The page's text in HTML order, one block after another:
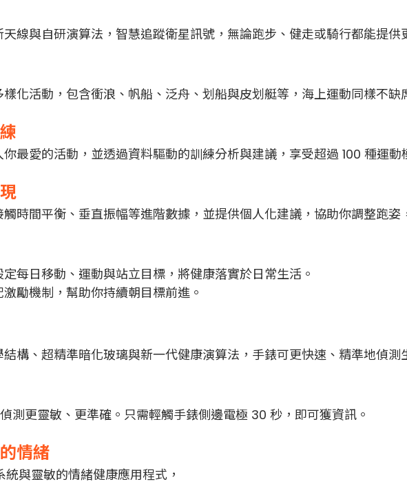
線與自研演算法，智慧追蹤衛星訊號，無論跑步、健走或騎行都能提供
化活動，包含衝浪、帆船、泛舟、划船與皮划艇等，海上運動同樣不缺
最愛的活動，並透過資料驅動的訓練分析與建議，享受超過 100 種運動
時間平衡、垂直振幅等進階數據，並提供個人化建議，協助你調整跑姿
每日移動、運動與站立目標，將健康落實於日常生活。
勵機制，幫助你持續朝目標前進。
構、超精準暗化玻璃與新一代健康演算法，手錶可更快速、精準地偵測
測更靈敏、更準確。只需輕觸手錶側邊電極 30 秒，即可獲資訊。
情緒
與靈敏的情緒健康應用程式，